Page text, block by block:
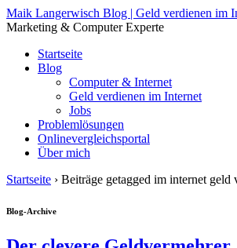
↓
Skip
Main
Content
Maik Langerwisch Blog | Geld verdienen im
Marketing & Computer Experte
Startseite
Blog
Computer & Internet
Geld verdienen im Internet
Jobs
Problemlösungen
Onlinevergleichsportal
Über mich
Startseite › Beiträge getagged im internet geld
Blog-Archive